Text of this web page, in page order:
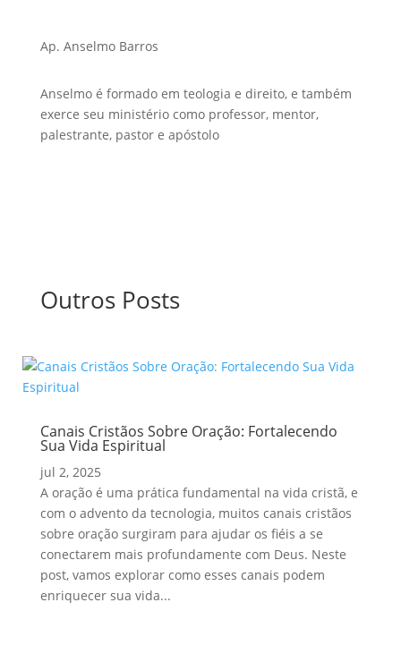
Ap. Anselmo Barros
Anselmo é formado em teologia e direito, e também
exerce seu ministério como professor, mentor,
palestrante, pastor e apóstolo
Outros Posts
Canais Cristãos Sobre Oração: Fortalecendo
Sua Vida Espiritual
jul 2, 2025
A oração é uma prática fundamental na vida cristã, e
com o advento da tecnologia, muitos canais cristãos
sobre oração surgiram para ajudar os fiéis a se
conectarem mais profundamente com Deus. Neste
post, vamos explorar como esses canais podem
enriquecer sua vida...